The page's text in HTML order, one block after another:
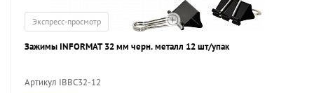
Экспресс-просмотр
Зажимы INFORMAT 32 мм черн. металл 12 шт/упак
Артикул IBBC32-12